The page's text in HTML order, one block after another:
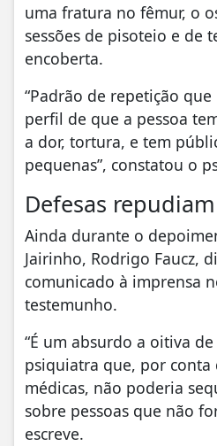
uma fratura no fêmur, o
sessões de pisoteio e de
encoberta.
“Padrão de repetição que
perfil de que a pessoa
a dor, tortura, e tem
pequenas”, constatou o
Defesas repudiam
Ainda durante o
Jairinho, Rodrigo Faucz,
comunicado à imprensa
testemunho.
“É um absurdo a oitiva
psiquiatra que, por conta
médicas, não poderia
sobre pessoas que não
escreve.